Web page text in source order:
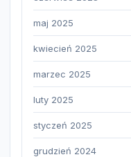
maj 2025
kwiecień 2025
marzec 2025
luty 2025
styczeń 2025
grudzień 2024